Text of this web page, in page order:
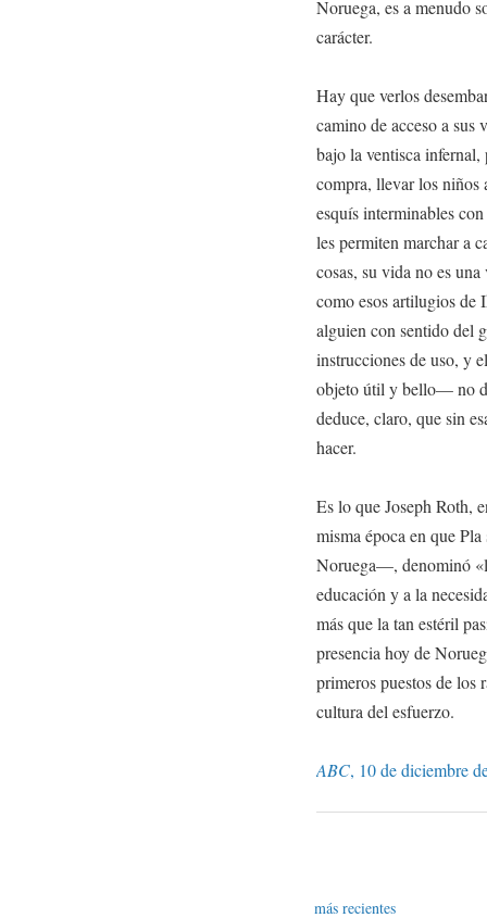
Noruega, es a menudo
carácter.
Hay que verlos
camino de acceso a sus
bajo la ventisca infernal,
compra, llevar los niños
esquís interminables
les permiten marchar a
cosas, su vida no es
como esos artilugios de
alguien con sentido del
instrucciones de uso, y
objeto útil y bello— no
deduce, claro, que sin
hacer.
Es lo que Joseph Roth,
misma época en que
Noruega—, denominó
educación y a la
más que la tan estéril
presencia hoy de
primeros puestos de los
cultura del esfuerzo.
ABC, 10 de diciembre
más recientes